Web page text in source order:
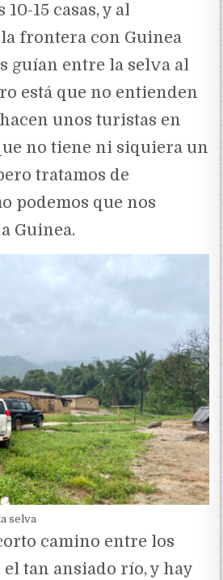
15 casas, y al
frontera con Guinea
guían entre la selva al
está que no entienden
unos turistas en
no tiene ni siquiera un
tratamos de
podemos que nos
Guinea.
selva
camino entre los
el tan ansiado río, y hay